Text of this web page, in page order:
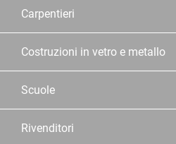
Carpentieri
Costruzioni in vetro e metallo
Scuole
Rivenditori